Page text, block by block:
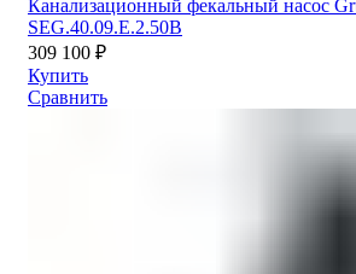
Канализационный фекальный насос
SEG.40.09.E.2.50B
309 100 ₽
Купить
Сравнить